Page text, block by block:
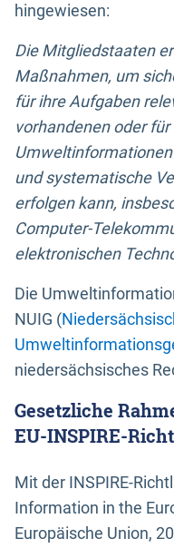
hingewiesen:
Die Mitgliedstaaten
Maßnahmen, um
für ihre Aufgaben
vorhandenen oder
und systematische
erfolgen kann,
Computer-
elektronischen
Die
NUIG (
niedersächsisches
Gesetzliche
EU-INSPIRE-
Mit der INSPIRE-
Information in the
Europäische Union,